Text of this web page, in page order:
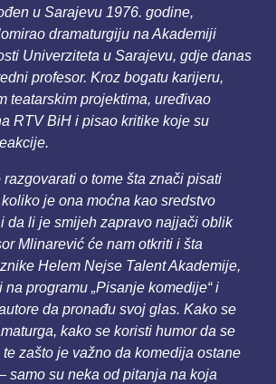
u Sarajevu 1976. godine,
dramaturgiju na Akademiji
Univerziteta u Sarajevu, gdje danas
profesor. Kroz bogatu karijeru,
teatarskim projektima, uređivao
RTV BiH i pisao kritike koje su
o tome šta znači pisati
je ona moćna kao sredstvo
da li je smijeh zapravo najjači oblik
Mlinarević će nam otkriti i šta
Helem Nejse Talent Akademije,
na programu „Pisanje komedije“ i
da pronađu svoj glas. Kako se
kako se koristi humor da se
zašto je važno da komedija ostane
samo su neka od pitanja na koja